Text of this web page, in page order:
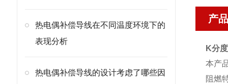
热电偶补偿导线在不同温度环境下的
表现分析
热电偶补偿导线的设计考虑了哪些因
产
K分
本产
阻燃